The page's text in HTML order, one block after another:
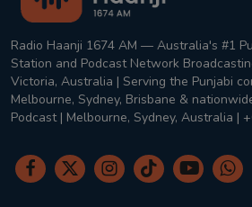
Radio Haanji 1674 AM — Australia's #1
Station and Podcast Network
Victoria, Australia | Serving the Punjabi
Melbourne, Sydney, Brisbane &
Podcast | Melbourne, Sydney, Australia |